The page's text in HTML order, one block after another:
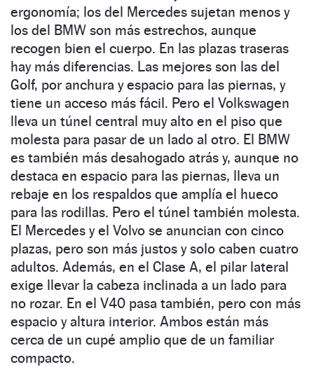
ergonomía; los del Mercedes sujetan menos y
los del BMW son más estrechos, aunque
recogen bien el cuerpo. En las plazas traseras
hay más diferencias. Las mejores son las del
Golf, por anchura y espacio para las piernas, y
tiene un acceso más fácil. Pero el Volkswagen
lleva un túnel central muy alto en el piso que
molesta para pasar de un lado al otro. El BMW
es también más desahogado atrás y, aunque no
destaca en espacio para las piernas, lleva un
rebaje en los respaldos que amplía el hueco
para las rodillas. Pero el túnel también molesta.
El Mercedes y el Volvo se anuncian con cinco
plazas, pero son más justos y solo caben cuatro
adultos. Además, en el Clase A, el pilar lateral
exige llevar la cabeza inclinada a un lado para
no rozar. En el V40 pasa también, pero con más
espacio y altura interior. Ambos están más
cerca de un cupé amplio que de un familiar
compacto.